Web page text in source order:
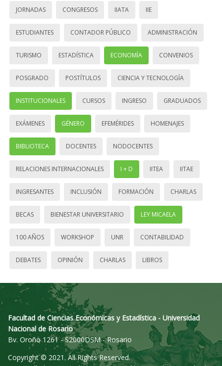
JORNADAS CONGRESOS IIATA IIE
ESTUDIANTES CONTADOR PÚBLICO ADMINISTRACIÓN
TURISMO ESTADÍSTICA ECONOMÍA CONVENIOS
POSGRADO POSTÍTULOS CIENCIA Y TECNOLOGÍA
INSTITUCIONALES CURSOS INGRESO GRADUADOS
EXÁMENES GÉNERO EFEMÉRIDES HOMENAJES
BIBLIOTECA DOCENTES NODOCENTES
RELACIONES INTERNACIONALES I + D IITEA IITAE
INGRESANTES INCLUSIÓN FORMACIÓN CHARLAS
BECAS BIENESTAR UNIVERSITARIO LEY MICAELA
100 AÑOS WORKSHOP UNR CONTABILIDAD
DEBATES OPINIÓN CHARLAS LIBROS
Facultad de Ciencias Económicas y Estadística - Universidad
Nacional de Rosario
Bv. Oroño 1261 - S2000DSM - Rosario
Copyright © 2021. All Rights Reserved.